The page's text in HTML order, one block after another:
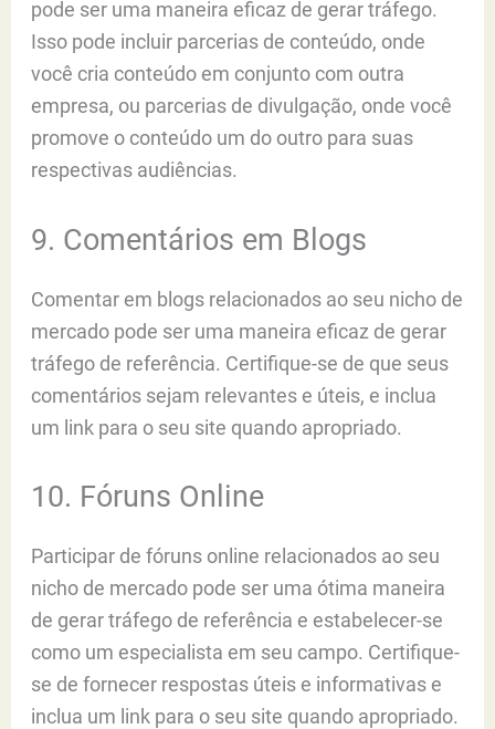
pode ser uma maneira eficaz de gerar tráfego.
Isso pode incluir parcerias de conteúdo, onde
você cria conteúdo em conjunto com outra
empresa, ou parcerias de divulgação, onde você
promove o conteúdo um do outro para suas
respectivas audiências.
9. Comentários em Blogs
Comentar em blogs relacionados ao seu nicho de
mercado pode ser uma maneira eficaz de gerar
tráfego de referência. Certifique-se de que seus
comentários sejam relevantes e úteis, e inclua
um link para o seu site quando apropriado.
10. Fóruns Online
Participar de fóruns online relacionados ao seu
nicho de mercado pode ser uma ótima maneira
de gerar tráfego de referência e estabelecer-se
como um especialista em seu campo. Certifique-
se de fornecer respostas úteis e informativas e
inclua um link para o seu site quando apropriado.